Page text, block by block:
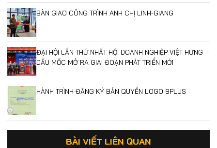
BÀN GIAO CÔNG TRÌNH ANH CHỊ LINH-GIANG
ĐẠI HỘI LẦN THỨ NHẤT HỘI DOANH NGHIỆP VIỆT HƯNG –
DẤU MỐC MỞ RA GIAI ĐOẠN PHÁT TRIỂN MỚI
HÀNH TRÌNH ĐĂNG KÝ BẢN QUYỀN LOGO 9PLUS
BÀI VIẾT LIÊN QUAN